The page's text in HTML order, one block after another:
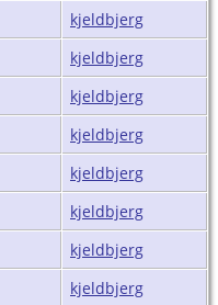
kjeldbjerg
kjeldbjerg
kjeldbjerg
kjeldbjerg
kjeldbjerg
kjeldbjerg
kjeldbjerg
kjeldbjerg